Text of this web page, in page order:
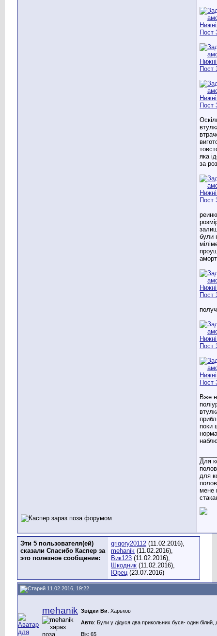
яка
за
були
Вже
поки
Для
для
мене
Эти 5 пользователя(ей)
сказали Спасибо Каспер за
это полезное сообщение:
grigory20112 (11.02.2016),
mehanik (11.02.2016),
Вик123 (11.02.2016),
Шкодник (11.02.2016),
Юрец (23.07.2016)
11.02.2016, 19:22
mehanik Звідки Ви: Харьков
Авто: Були у дідуся два прикольних буся- один білий,
Вік: 65